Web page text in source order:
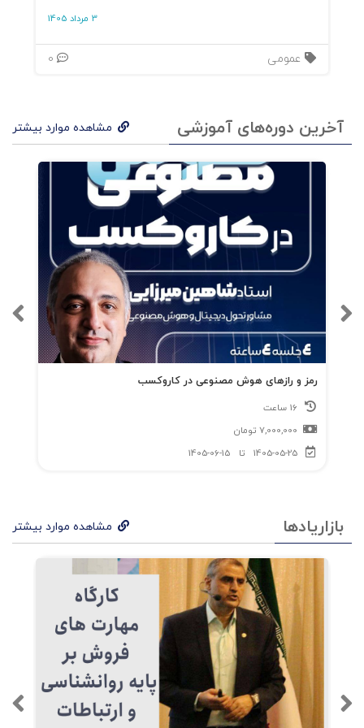
3 مرداد 1405
عمومی
آخرین دوره‌های آموزشی مشاهده موارد بیشتر
رمز و رازهای هوش مصنوعی در کاروکسب
7,000,000 تومان
1405-05-25
تا 1405-06-15
بازاریادها مشاهده موارد بیشتر